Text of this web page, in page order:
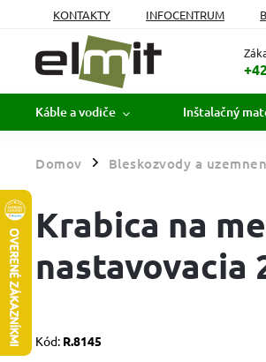
KONTAKTY INFOCENTRUM
MOJA OBJEDNÁVKA
Káble a vodiče Inštalačný
Domov / Bleskozvody a
Krabica na
nastavovacia
Kód: R.8145